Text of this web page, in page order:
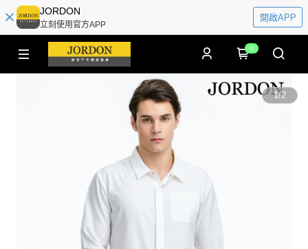
JORDON
立刻使用官方APP
開啟APP
0
1/2